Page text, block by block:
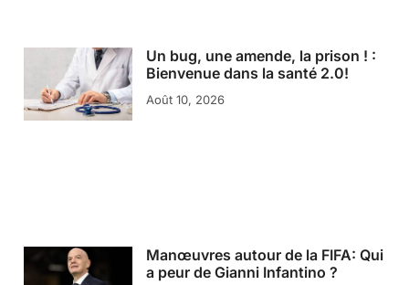
Un bug, une amende, la prison ! :
Bienvenue dans la santé 2.0!
Août 10, 2026
Manœuvres autour de la FIFA: Qui
a peur de Gianni Infantino ?